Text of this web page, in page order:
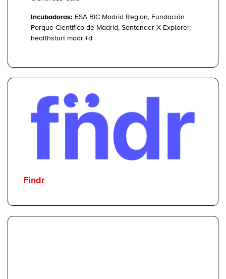
Incubadoras: ESA BIC Madrid Region, Fundación
Parque Cientifico de Madrid, Santander X Explorer,
healthstart madri+d
Findr